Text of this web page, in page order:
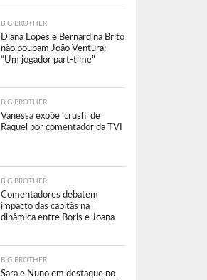
BIG BROTHER
Diana Lopes e Bernardina Brito
não poupam João Ventura:
“Um jogador part-time”
BIG BROTHER
Vanessa expõe ‘crush’ de
Raquel por comentador da TVI
BIG BROTHER
Comentadores debatem
impacto das capitãs na
dinâmica entre Boris e Joana
BIG BROTHER
Sara e Nuno em destaque no